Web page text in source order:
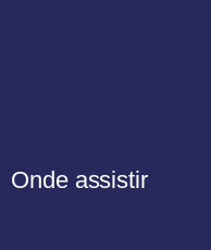
Onde assistir